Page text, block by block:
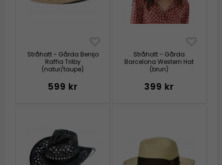
Stråhatt - Gårda Benijo
Raffia Trilby
(natur/taupe)
599 kr
Stråhatt - Gårda
Barcelona Western Hat
(brun)
399 kr